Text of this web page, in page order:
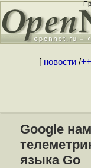
[ новости/
Google
языка Go